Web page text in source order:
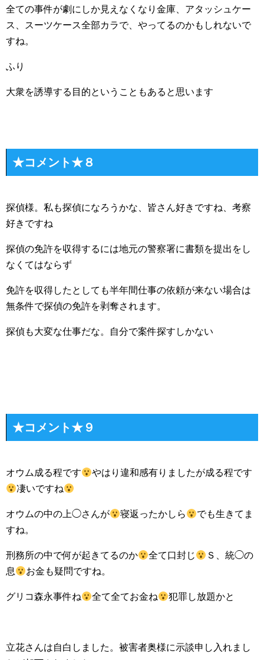
全ての事件が劇にしか見えなくなり金庫、アタッシュケー
ス、スーツケース全部カラで、やってるのかもしれないで
すね。
ふり
大衆を誘導する目的ということもあると思います
★コメント★８
探偵様。私も探偵になろうかな、皆さん好きですね、考察
好きですね
探偵の免許を収得するには地元の警察署に書類を提出をし
なくてはならず
免許を収得したとしても半年間仕事の依頼が来ない場合は
無条件で探偵の免許を剥奪されます。
探偵も大変な仕事だな。自分で案件探すしかない
★コメント★９
オウム成る程です
やはり違和感有りましたが成る程です
凄いですね
オウムの中の上◯さんが 寝返ったかしら
でも生きてま
すね。
刑務所の中で何が起きてるのか 全て口封じ
Ｓ、統◯の
息
お金も疑問ですね。
グリコ森永事件ね 全て全てお金ね 犯罪し放題かと
立花さんは自白しました。被害者奥様に示談申し入れまし